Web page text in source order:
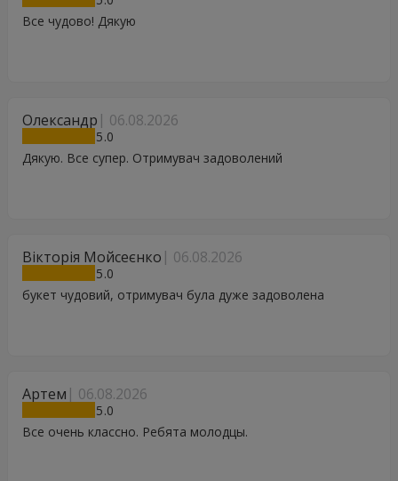
Все чудово! Дякую
Олександр 06.08.2026
5
Дякую. Все супер. Отримувач задоволений
Вікторія Мойсеєнко 06.08.2026
5
букет чудовий, отримувач була дуже задоволена
Артем 06.08.2026
5
Все очень классно. Ребята молодцы.